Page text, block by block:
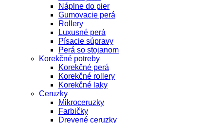
Náplne do pier
Gumovacie perá
Rollery
Luxusné perá
Písacie súpravy
Perá so stojanom
Korekčné potreby
Korekčné perá
Korekčné rollery
Korekčné laky
Ceruzky
Mikroceruzky
Farbičky
Drevené ceruzky